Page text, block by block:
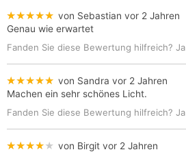
★★★★★ von Sebastian vor 2 Jahren
Genau wie erwartet
Fanden Sie diese Bewertung hilfreich? Ja
★★★★★ von Sandra vor 2 Jahren
Machen ein sehr schönes Licht.
Fanden Sie diese Bewertung hilfreich? Ja
★★★★★ von Birgit vor 2 Jahren